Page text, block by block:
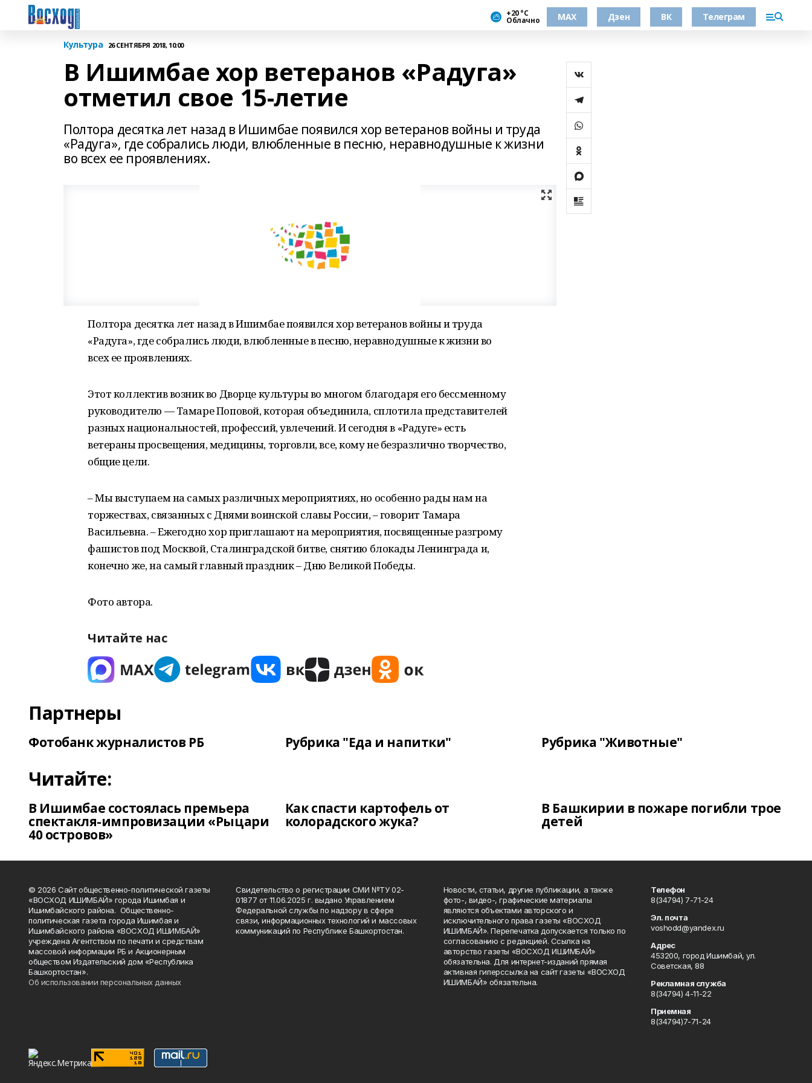
+20 °С
Облачно МАХ Дзен ВК Телеграм
Культура 26 СЕНТЯБРЯ 2018, 10:00
В Ишимбае хор ветеранов «Радуга»
отметил свое 15-летие
Полтора десятка лет назад в Ишимбае появился хор ветеранов войны и труда
«Радуга», где собрались люди, влюбленные в песню, неравнодушные к жизни
во всех ее проявлениях.
Полтора десятка лет назад в Ишимбае появился хор ветеранов войны и труда
«Радуга», где собрались люди, влюбленные в песню, неравнодушные к жизни во
всех ее проявлениях.
Этот коллектив возник во Дворце культуры во многом благодаря его бессменному
руководителю — Тамаре Поповой, которая объединила, сплотила представителей
разных национальностей, профессий, увлечений. И сегодня в «Радуге» есть
ветераны просвещения, медицины, торговли, все, кому не безразлично творчество,
общие цели.
– Мы выступаем на самых различных мероприятиях, но особенно рады нам на
торжествах, связанных с Днями воинской славы России, – говорит Тамара
Васильевна. – Ежегодно хор приглашают на мероприятия, посвященные разгрому
фашистов под Москвой, Сталинградской битве, снятию блокады Ленинграда и,
конечно же, на самый главный праздник – Дню Великой Победы.
Фото автора.
Читайте нас
Партнеры
Фотобанк журналистов РБ Рубрика "Еда и напитки" Рубрика "Животные"
Читайте:
В Ишимбае состоялась премьера
спектакля-импровизации «Рыцари
40 островов»
Как спасти картофель от
колорадского жука?
В Башкирии в пожаре погибли трое
детей
© 2026 Сайт общественно-политической газеты
«ВОСХОД ИШИМБАЙ» города Ишимбая и
Ишимбайского района. Общественно-
политическая газета города Ишимбая и
Ишимбайского района «ВОСХОД ИШИМБАЙ»
учреждена Агентством по печати и средствам
массовой информации РБ и Акционерным
обществом Издательский дом «Республика
Башкортостан».
Об использовании персональных данных
Свидетельство о регистрации СМИ №ТУ 02-
01877 от 11.06.2025 г. выдано Управлением
Федеральной службы по надзору в сфере
связи, информационных технологий и массовых
коммуникаций по Республике Башкортостан.
Новости, статьи, другие публикации, а также
фото-, видео-, графические материалы
являются объектами авторского и
исключительного права газеты «ВОСХОД
ИШИМБАЙ». Перепечатка допускается только по
согласованию с редакцией. Ссылка на
авторство газеты «ВОСХОД ИШИМБАЙ»
обязательна. Для интернет-изданий прямая
активная гиперссылка на сайт газеты «ВОСХОД
ИШИМБАЙ» обязательна.
Телефон
8(34794) 7-71-24
Эл. почта
voshodd@yandex.ru
Адрес
453200, город Ишимбай, ул.
Советская, 88
Рекламная служба
8(34794) 4-11-22
Приемная
8(34794)7-71-24